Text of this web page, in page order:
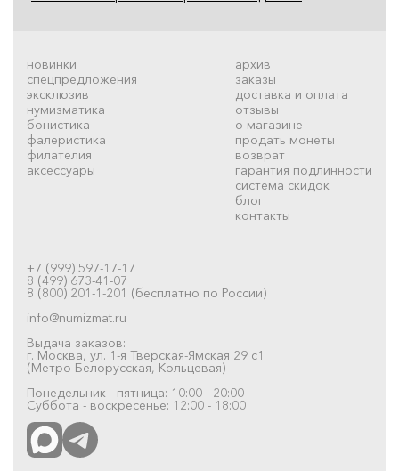
новинки
спецпредложения
эксклюзив
нумизматика
бонистика
фалеристика
филателия
аксессуары
архив
заказы
доставка и оплата
отзывы
о магазине
продать монеты
возврат
гарантия подлинности
система скидок
блог
контакты
+7 (999) 597-17-17
8 (499) 673-41-07
8 (800) 201-1-201 (бесплатно по России)
info@numizmat.ru
Выдача заказов:
г. Москва, ул. 1-я Тверская-Ямская 29 с1
(Метро Белорусская, Кольцевая)
Понедельник - пятница: 10:00 - 20:00
Суббота - воскресенье: 12:00 - 18:00